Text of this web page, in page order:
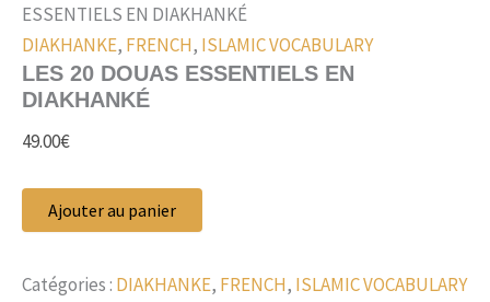
ESSENTIELS EN DIAKHANKÉ
DIAKHANKE, FRENCH, ISLAMIC VOCABULARY
LES 20 DOUAS ESSENTIELS EN
DIAKHANKÉ
49.00€
Ajouter au panier
Catégories : DIAKHANKE, FRENCH, ISLAMIC VOCABULARY